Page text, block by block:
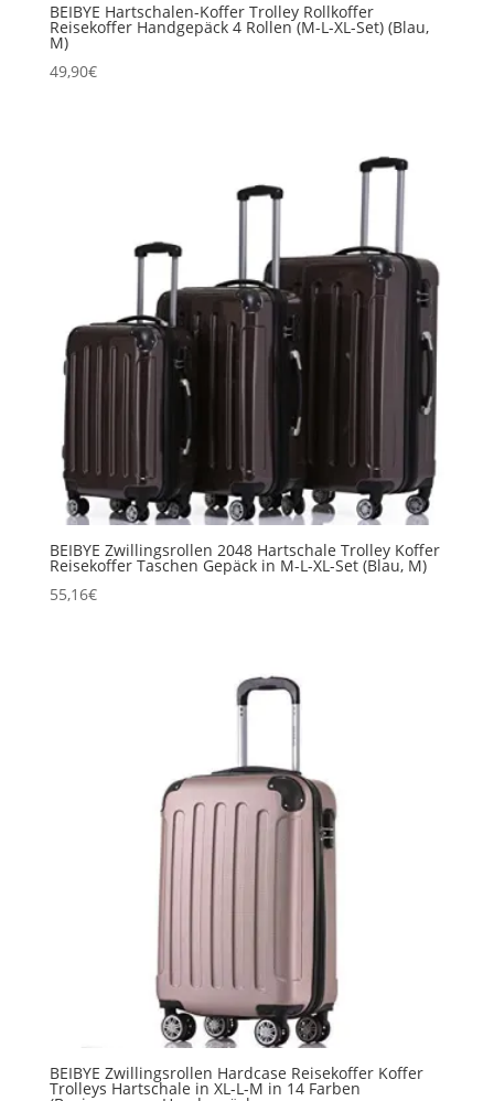
BEIBYE Hartschalen-Koffer Trolley Rollkoffer
Reisekoffer Handgepäck 4 Rollen (M-L-XL-Set) (Blau,
M)
49,90€
BEIBYE Zwillingsrollen 2048 Hartschale Trolley Koffer
Reisekoffer Taschen Gepäck in M-L-XL-Set (Blau, M)
55,16€
BEIBYE Zwillingsrollen Hardcase Reisekoffer Koffer
Trolleys Hartschale in XL-L-M in 14 Farben